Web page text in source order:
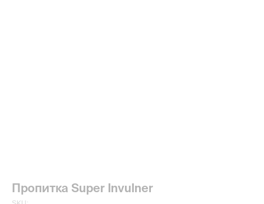
Пропитка Super Invulner